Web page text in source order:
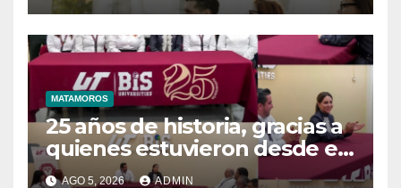
MATAMOROS
25 años de historia, gracias a
quienes estuvieron desde el
inicio
AGO 5, 2026 ADMIN